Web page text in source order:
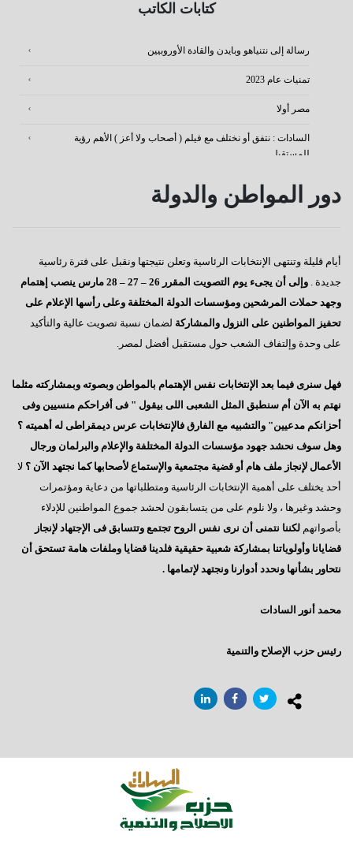
كتابات الكاتب
رسالة إلى نتنياهو وبايدن والقادة الأوروبيين
تمنيات عام 2023
مصر أولا
السادات : نتفق أو نختلف مع فيلم ( أصحاب ولا أعز ) الأهم رؤية
للمستقبل
كفانا إدانات
رسالة إلى النائب / على عبد العال
كورونا وأخواتها كشفوا هشاشة كيانات عربية كبرى
إفتكاسة أبو شقة إحدى عجائب وغرائب البرلمان
إطلالة عام جديد
تغييب القوى الوطنية
هل يطول الإنتظار ؟
السادات : رحيل مرسى كشف عن آفة مجتمعية خطيرة
إيران - ماذا ننتظر؟
ماذا بعد الإستفتاء ؟
سؤال يطرح نفسه
هل يفعلها الرئيس؟
السادات : البرلمان يعانى قصور تشريعى لم يشهده في تاريخه
دور المواطن والدولة
دور المواطن والدولة
أيام قليلة وتنتهى الإنتخابات الرئاسية وتعلن نتيجتها ونقبل على فترة رئاسية
جديدة .
وإلى أن يجىء يوم التصويت المقرر 26 – 27 – 28 مارس ينصب إهتمام
وجهد حملات المرشحين ومؤسسات الدولة المختلفة وعلى رأسها الإعلام على
تحفيز المواطنين على النزول والمشاركة لضمان نسبة تصويت عالية والتأكيد
على وحدة وإلتفاف الشعب حول مستقبل أفضل لمصر.
فهل سنرى فيما بعد الإنتخابات نفس الإهتمام بالمواطن وبصوته وبمشاركته مثلما
نهتم به الآن أم سنطبق المثل الشعبى اللى بيقول " فى أفراحكم منسيين وفى
أحزانكم مدعيين" والتشبيه مع الفارق فالإنتخابات عرس ديمقراطى له أهميته ؟
وهل سوف نحشد جهود مؤسسات الدولة المختلفة والإعلام والبرلمان ورجال
الأعمال لإنجاز ملف هام أو قضية مجتمعية والإستماع لأصحابها كما نجتهد الآن ؟ لا
أحد يختلف على أهمية الإنتخابات الرئاسية ومتطلباتها من دعاية ومؤتمرات
وحشد وغيرها ، ولا نلوم على من يتسابقون لحشد جموع المواطنين للإدلاء
بأصواتهم لكننا نتمنى أن نرى نفس الروح تجتمع وتتسابق فى الإجتهاد لإنجاز
قضايانا وأولوياتنا بمشاركة شعبية حقيقية فلدينا قضايا وملفات هامة تستحق أن
نتحاور بشأنها ونحدد أدوارنا ونجتهد لإتمامها .
محمد أنور السادات
رئيس حزب الإصلاح والتنمية